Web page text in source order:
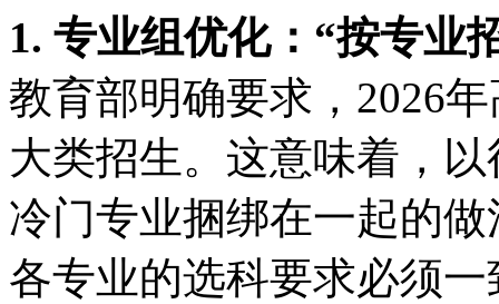
1. 专业组优化：“按专业
教育部明确要求，2026
大类招生。这意味着，
冷门专业捆绑在一起的
各专业的选科要求必须